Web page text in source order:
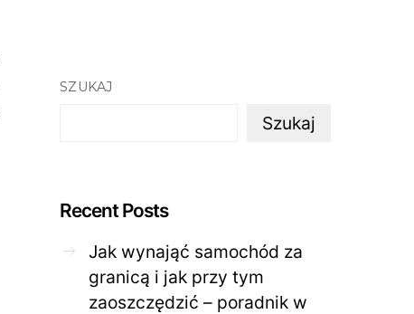
SZUKAJ
Szukaj
Recent Posts
Jak wynająć samochód za
granicą i jak przy tym
zaoszczędzić – poradnik w